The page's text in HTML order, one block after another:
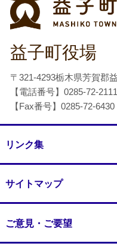
益子町役場
〒321-4293栃木県芳賀郡
【電話番号】0285-72-
【Fax番号】0285-72-6430
リンク集
サイトマップ
ご意見・ご要望